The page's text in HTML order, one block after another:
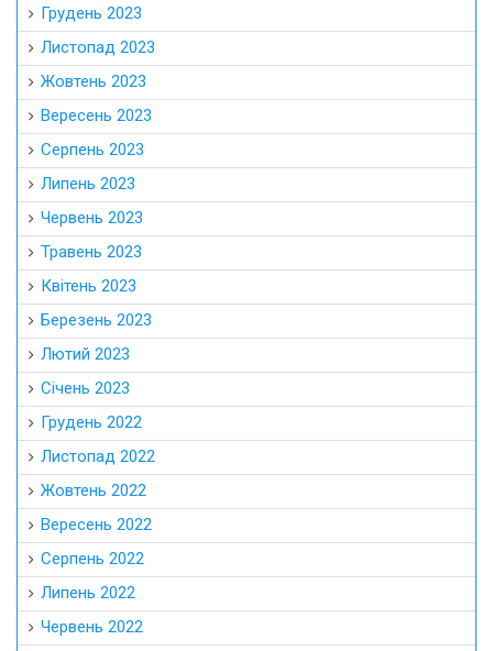
Грудень 2023
Листопад 2023
Жовтень 2023
Вересень 2023
Серпень 2023
Липень 2023
Червень 2023
Травень 2023
Квітень 2023
Березень 2023
Лютий 2023
Січень 2023
Грудень 2022
Листопад 2022
Жовтень 2022
Вересень 2022
Серпень 2022
Липень 2022
Червень 2022